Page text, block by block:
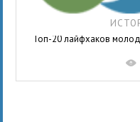
Топ-20 лайфхаков
X